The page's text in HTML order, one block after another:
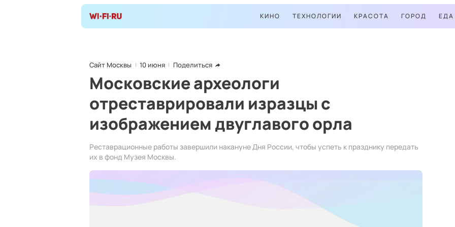
КИНО ТЕХНОЛОГИИ КРАСОТА ГОРОД ЕДА
Сайт Москвы 10 июня Поделиться
Московские археологи
отреставрировали изразцы с
изображением двуглавого орла
Реставрационные работы завершили накануне Дня России, чтобы успеть к празднику передать
их в фонд Музея Москвы.